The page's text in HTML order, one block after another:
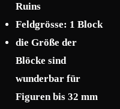
Ruins
Feldgrösse: 1 Block
die Größe der
Blöcke sind
wunderbar für
Figuren bis 32 mm